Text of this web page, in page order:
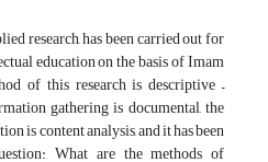
research, has been carried out for
education on the basis of Imam
of this research is descriptive –
gathering is documental, the
is content analysis, and it has been
What are the methods of